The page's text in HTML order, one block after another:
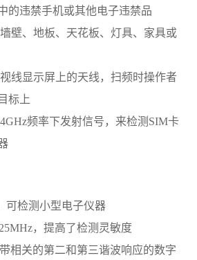
的违禁手机或其他电子违禁品
壁、地板、天花板、灯具、家具或
线显示屏上的天线，扫频时操作者
标 上
频率下发射信号，来检测SIM卡
可检测小型电子仪器
，提高了检测灵敏度
相关的第二和第三谐波响应的数字